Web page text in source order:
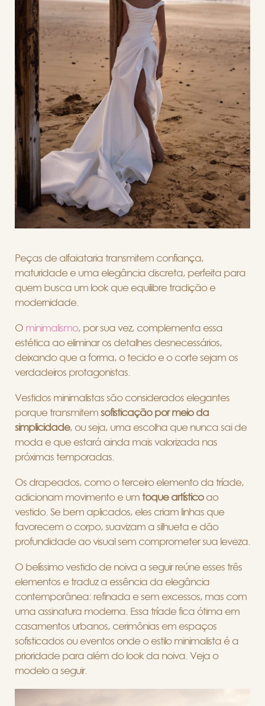
Peças de alfaiataria transmitem confiança,
maturidade e uma elegância discreta, perfeita para
quem busca um look que equilibre tradição e
modernidade.
O minimalismo, por sua vez, complementa essa
estética ao eliminar os detalhes desnecessários,
deixando que a forma, o tecido e o corte sejam os
verdadeiros protagonistas.
Vestidos minimalistas são considerados elegantes
porque transmitem sofisticação por meio da
simplicidade, ou seja, uma escolha que nunca sai de
moda e que estará ainda mais valorizada nas
próximas temporadas.
Os drapeados, como o terceiro elemento da tríade,
adicionam movimento e um toque artísticoao
vestido. Se bem aplicados, eles criam linhas que
favorecem o corpo, suavizam a silhueta e dão
profundidade ao visual sem comprometer sua leveza.
O belíssimo vestido de noiva a seguir reúne esses três
elementos e traduz a essência da elegância
contemporânea: refinada e sem excessos, mas com
uma assinatura moderna. Essa tríade fica ótima em
casamentos urbanos, cerimônias em espaços
sofisticados ou eventos onde o estilo minimalista é a
prioridade para além do look da noiva. Veja o
modelo a seguir.